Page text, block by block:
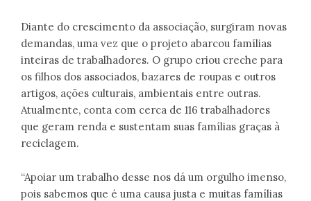
Diante do crescimento da associação, surgiram novas
demandas, uma vez que o projeto abarcou famílias
inteiras de trabalhadores. O grupo criou creche para
os filhos dos associados, bazares de roupas e outros
artigos, ações culturais, ambientais entre outras.
Atualmente, conta com cerca de 116 trabalhadores
que geram renda e sustentam suas famílias graças à
reciclagem.
“Apoiar um trabalho desse nos dá um orgulho imenso,
pois sabemos que é uma causa justa e muitas famílias